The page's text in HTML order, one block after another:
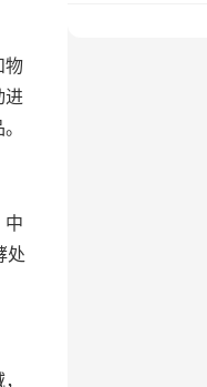
物
进
中
处